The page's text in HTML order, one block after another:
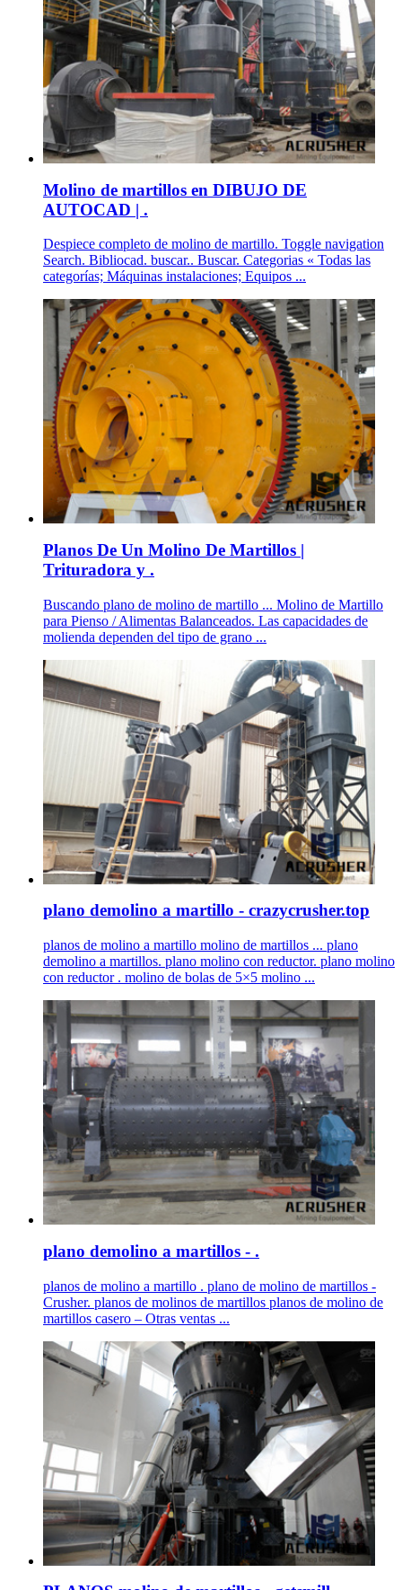
Molino de martillos en DIBUJO DE
AUTOCAD | .
Despiece completo de molino de martillo. Toggle navigation
Search. Bibliocad. buscar.. Buscar. Categorias « Todas las
categorías; Máquinas instalaciones; Equipos ...
Planos De Un Molino De Martillos |
Trituradora y .
Buscando plano de molino de martillo ... Molino de Martillo
para Pienso / Alimentas Balanceados. Las capacidades de
molienda dependen del tipo de grano ...
plano demolino a martillo - crazycrusher.top
planos de molino a martillo molino de martillos ... plano
demolino a martillos. plano molino con reductor. plano molino
con reductor . molino de bolas de 5×5 molino ...
plano demolino a martillos - .
planos de molino a martillo . plano de molino de martillos -
Crusher. planos de molinos de martillos planos de molino de
martillos casero – Otras ventas ...